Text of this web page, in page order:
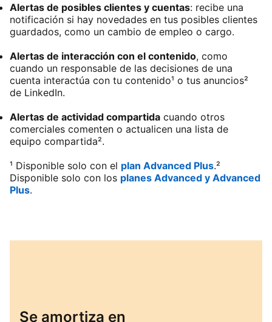
Alertas de posibles clientes y cuentas: recibe una
notificación si hay novedades en tus posibles clientes
guardados, como un cambio de empleo o cargo.
Alertas de interacción con el contenido, como
cuando un responsable de las decisiones de una
cuenta interactúa con tu contenido¹ o tus anuncios²
de LinkedIn.
Alertas de actividad compartida cuando otros
comerciales comenten o actualicen una lista de
equipo compartida².
¹ Disponible solo con el plan Advanced Plus.²
Disponible solo con los planes Advanced y Advanced
Plus.
Se amortiza en